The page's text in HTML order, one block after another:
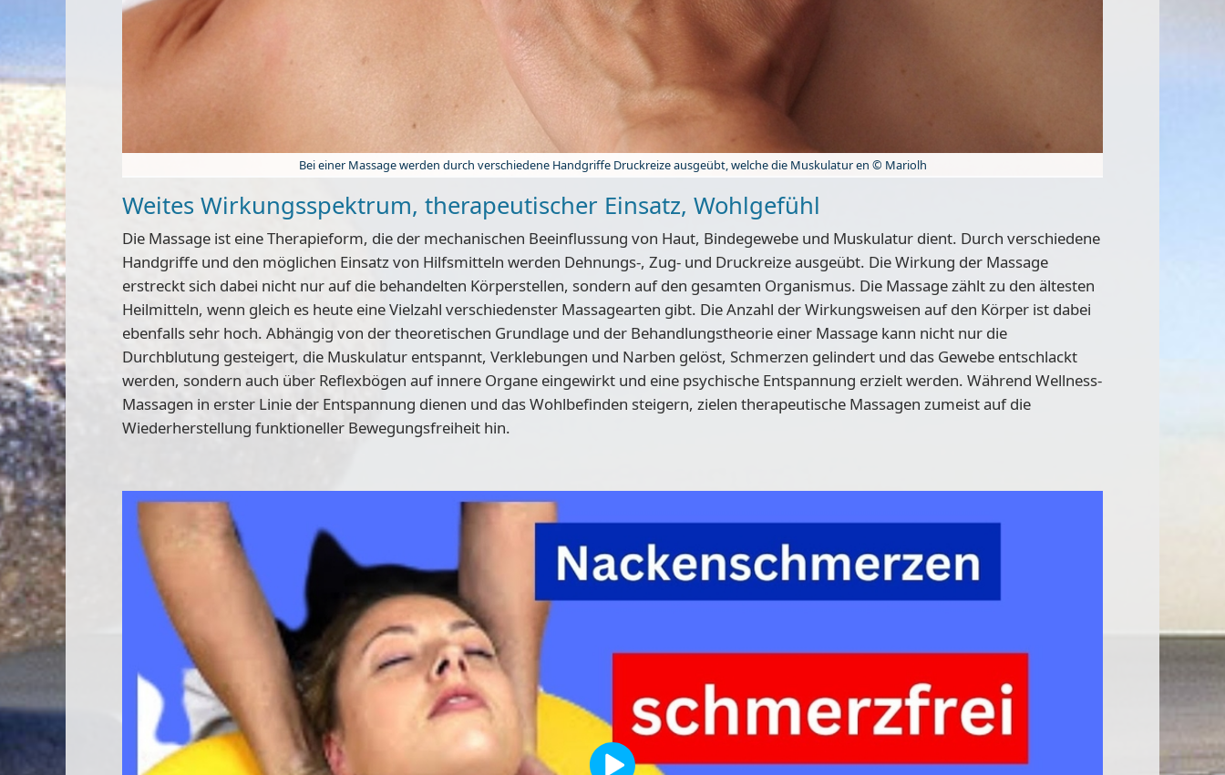
Bei einer Massage werden durch verschiedene Handgriffe Druckreize ausgeübt, welche die Muskulatur en © Mariolh
Weites Wirkungsspektrum, therapeutischer Einsatz, Wohlgefühl
Die Massage ist eine Therapieform, die der mechanischen Beeinflussung von Haut, Bindegewebe und Muskulatur dient. Durch verschiedene
Handgriffe und den möglichen Einsatz von Hilfsmitteln werden Dehnungs-, Zug- und Druckreize ausgeübt. Die Wirkung der Massage
erstreckt sich dabei nicht nur auf die behandelten Körperstellen, sondern auf den gesamten Organismus. Die Massage zählt zu den ältesten
Heilmitteln, wenn gleich es heute eine Vielzahl verschiedenster Massagearten gibt. Die Anzahl der Wirkungsweisen auf den Körper ist dabei
ebenfalls sehr hoch. Abhängig von der theoretischen Grundlage und der Behandlungstheorie einer Massage kann nicht nur die
Durchblutung gesteigert, die Muskulatur entspannt, Verklebungen und Narben gelöst, Schmerzen gelindert und das Gewebe entschlackt
werden, sondern auch über Reflexbögen auf innere Organe eingewirkt und eine psychische Entspannung erzielt werden. Während Wellness-
Massagen in erster Linie der Entspannung dienen und das Wohlbefinden steigern, zielen therapeutische Massagen zumeist auf die
Wiederherstellung funktioneller Bewegungsfreiheit hin.